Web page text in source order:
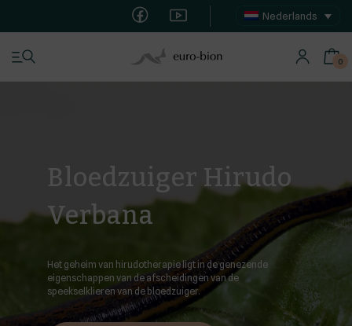
Nederlands
0
Bloedzuiger Hirudo
Verbana
Het geheim van hirudotherapie ligt in de genezende
eigenschappen van de afscheidingen van de
speekselklieren van de bloedzuiger.
Winkel
Over het bedrijf
Contact